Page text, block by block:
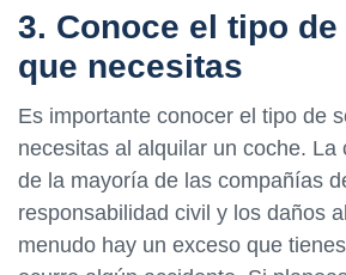
3. Conoce el tipo
que necesitas
Es importante conocer el tipo de
necesitas al alquilar un coche. La
de la mayoría de las compañías
responsabilidad civil y los daños
menudo hay un exceso que